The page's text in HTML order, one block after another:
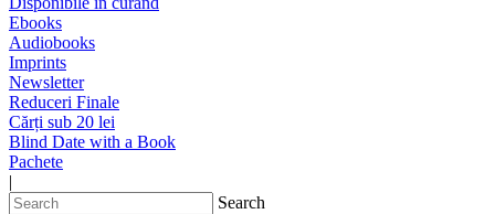
Ebooks
Audiobooks
Imprints
Newsletter
Reduceri Finale
Cărți sub 20 lei
Blind Date with a Book
Pachete
|
Search